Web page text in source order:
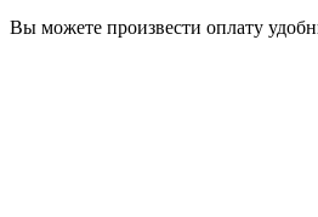
Вы можете произвести оплату